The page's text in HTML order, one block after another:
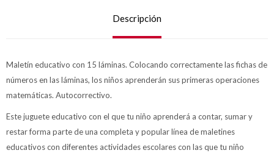
Descripción
Maletín educativo con 15 láminas. Colocando correctamente las fichas de
números en las láminas, los niños aprenderán sus primeras operaciones
matemáticas. Autocorrectivo.
Este juguete educativo con el que tu niño aprenderá a contar, sumar y
restar forma parte de una completa y popular línea de maletines
educativos con diferentes actividades escolares con las que tu niño